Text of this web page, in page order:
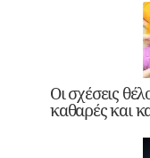
Οι σχέσεις
καθαρές και